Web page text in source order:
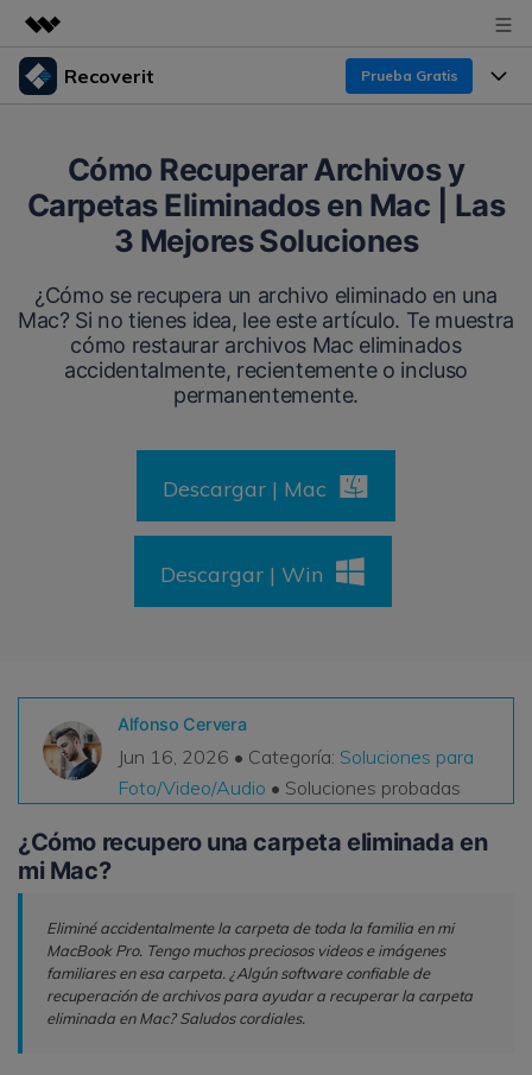
Productos destacados
Utilidades
Empresas
Resumen
Quiénes somos
Sala de prensa
Tienda
Recoverit Prueba Gratis
Recoverit para Windows
Líder en recuperación para Windows
Pruébalo Gratis
Otros Productos
Repairit - Reparar Datos
Funciones
Recuperar Medios Borrados
Soluciones de Recuperación Exclusivas Nuevo
Escenarios de Pérdida de Datos
VER TODAS LAS FUNCIONES
Recursos
Por qué Recoverit
Experto en Recuperación de Datos
Temas Destacados
DESCARGAR Sign In
Cómo Recuperar Archivos y
Carpetas Eliminados en Mac | Las
3 Mejores Soluciones
¿Cómo se recupera un archivo eliminado en una
Mac? Si no tienes idea, lee este artículo. Te muestra
cómo restaurar archivos Mac eliminados
accidentalmente, recientemente o incluso
permanentemente.
Descargar | Mac
Descargar | Win
Alfonso Cervera
Jun 16, 2026 • Categoría: Soluciones para
Foto/Video/Audio • Soluciones probadas
¿Cómo recupero una carpeta eliminada en
mi Mac?
Eliminé accidentalmente la carpeta de toda la familia en mi
MacBook Pro. Tengo muchos preciosos videos e imágenes
familiares en esa carpeta. ¿Algún software confiable de
recuperación de archivos para ayudar a recuperar la carpeta
eliminada en Mac? Saludos cordiales.